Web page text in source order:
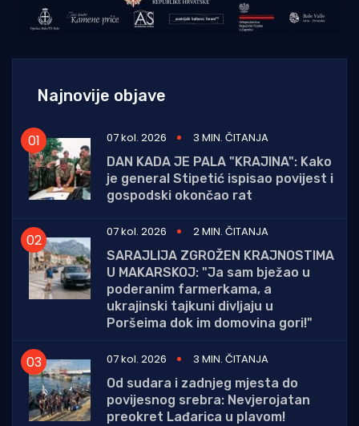
Najnovije objave
07 kol. 2026
3 MIN. ČITANJA
DAN KADA JE PALA "KRAJINA": Kako
je general Stipetić ispisao povijest i
gospodski okončao rat
07 kol. 2026
2 MIN. ČITANJA
SARAJLIJA ZGROŽEN KRAJNOSTIMA
U MAKARSKOJ: "Ja sam bježao u
poderanim farmerkama, a
ukrajinski tajkuni divljaju u
Poršeima dok im domovina gori!"
07 kol. 2026
3 MIN. ČITANJA
Od sudara i zadnjeg mjesta do
povijesnog srebra: Nevjerojatan
preokret Lađarica u plavom!